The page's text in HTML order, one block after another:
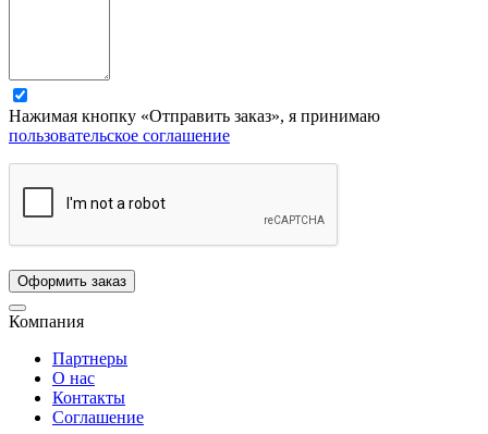
Нажимая кнопку «Отправить заказ», я принимаю
пользовательское соглашение
Компания
Партнеры
О нас
Контакты
Соглашение